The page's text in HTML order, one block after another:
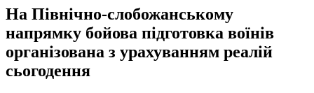
На Північно-слобожанському
напрямку бойова підготовка воїнів
організована з урахуванням реалій
сьогодення